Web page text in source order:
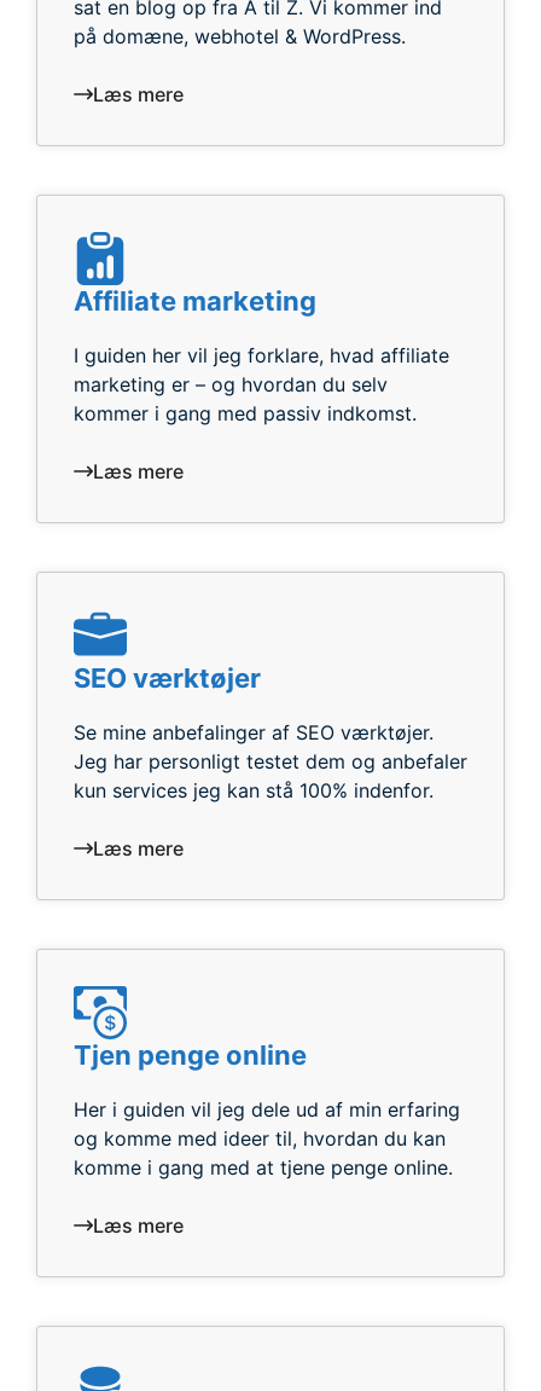
sat en blog op fra A til Z. Vi kommer ind
på domæne, webhotel & WordPress.
Læs mere
Affiliate marketing
I guiden her vil jeg forklare, hvad affiliate
marketing er – og hvordan du selv
kommer i gang med passiv indkomst.
Læs mere
SEO værktøjer
Se mine anbefalinger af SEO værktøjer.
Jeg har personligt testet dem og anbefaler
kun services jeg kan stå 100% indenfor.
Læs mere
Tjen penge online
Her i guiden vil jeg dele ud af min erfaring
og komme med ideer til, hvordan du kan
komme i gang med at tjene penge online.
Læs mere